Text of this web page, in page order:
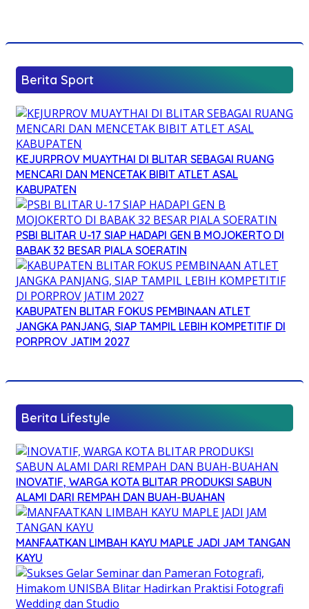
Berita Sport
KEJURPROV MUAYTHAI DI BLITAR SEBAGAI RUANG
MENCARI DAN MENCETAK BIBIT ATLET ASAL
KABUPATEN
PSBI BLITAR U-17 SIAP HADAPI GEN B MOJOKERTO DI
BABAK 32 BESAR PIALA SOERATIN
KABUPATEN BLITAR FOKUS PEMBINAAN ATLET
JANGKA PANJANG, SIAP TAMPIL LEBIH KOMPETITIF DI
PORPROV JATIM 2027
Berita Lifestyle
INOVATIF, WARGA KOTA BLITAR PRODUKSI SABUN
ALAMI DARI REMPAH DAN BUAH-BUAHAN
MANFAATKAN LIMBAH KAYU MAPLE JADI JAM TANGAN
KAYU